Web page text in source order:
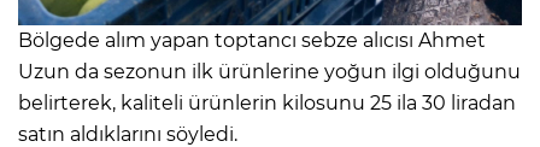
Bölgede alım yapan toptancı sebze alıcısı Ahmet
Uzun da sezonun ilk ürünlerine yoğun ilgi olduğunu
belirterek, kaliteli ürünlerin kilosunu 25 ila 30 liradan
satın aldıklarını söyledi.